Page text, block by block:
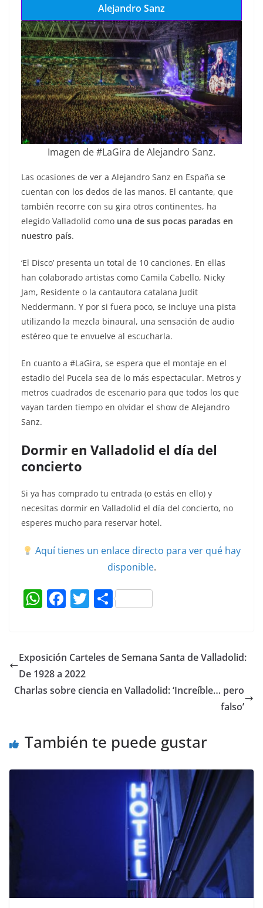
Alejandro Sanz
Imagen de #LaGira de Alejandro Sanz.
Las ocasiones de ver a Alejandro Sanz en España se
cuentan con los dedos de las manos. El cantante, que
también recorre con su gira otros continentes, ha
elegido Valladolid como una de sus pocas paradas en
nuestro país.
‘El Disco’ presenta un total de 10 canciones. En ellas
han colaborado artistas como Camila Cabello, Nicky
Jam, Residente o la cantautora catalana Judit
Neddermann. Y por si fuera poco, se incluye una pista
utilizando la mezcla binaural, una sensación de audio
estéreo que te envuelve al escucharla.
En cuanto a #LaGira, se espera que el montaje en el
estadio del Pucela sea de lo más espectacular. Metros y
metros cuadrados de escenario para que todos los que
vayan tarden tiempo en olvidar el show de Alejandro
Sanz.
Dormir en Valladolid el día del
concierto
Si ya has comprado tu entrada (o estás en ello) y
necesitas dormir en Valladolid el día del concierto, no
esperes mucho para reservar hotel.
Aquí tienes un enlace directo para ver qué hay
disponible.
W
s
A
p
F
e
b
o
k
T
er
C
p
tir
Exposición Carteles de Semana Santa de Valladolid:
De 1928 a 2022
Charlas sobre ciencia en Valladolid: ‘Increíble… pero
falso’
También te puede gustar